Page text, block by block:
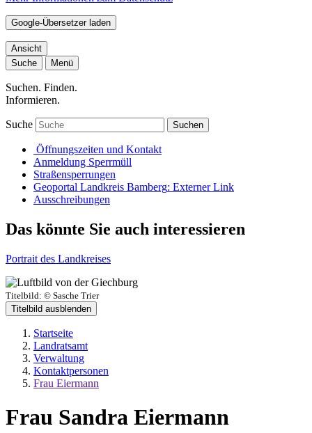
Google-Übersetzer laden
Ansicht
Suche
Menü
Suchen. Finden.
Informieren.
Suche Suchen
Öffnungszeiten und Kontakt
Anmeldung Sperrmüll
Straßensperrungen
Geoportal Landkreis Bamberg: Externer Link
Ausschreibungen
Das könnte Sie auch interessieren
Portrait des Landkreises
Titelbild: © Sasche Trier
Titelbild ausblenden
Startseite
Landratsamt
Verwaltung
Kontaktpersonen
Frau Eiermann
Frau Sandra Eiermann